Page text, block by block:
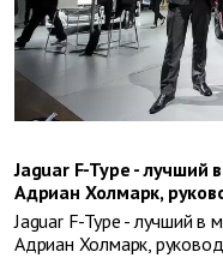
Jaguar F-Type - лучший
Адриан Холмарк,
Jaguar F-Type - лучший в
Адриан Холмарк,